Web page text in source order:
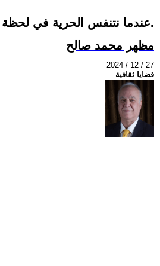
عندما نتنفس الحرية في لحظة بيضاء او داكنة.
مظهر محمد صالح
2024 / 12 / 27
قضايا ثقافية